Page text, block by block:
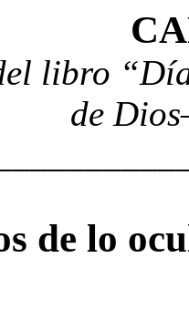
libro
de Dios
de lo